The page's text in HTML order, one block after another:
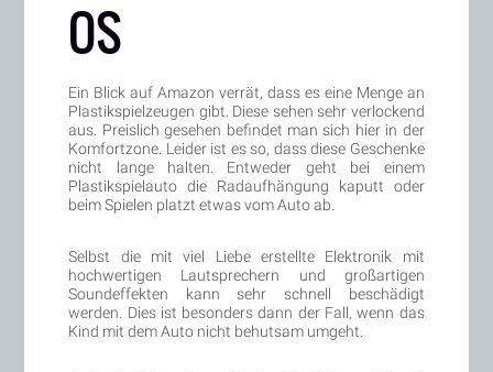
OS
Ein Blick auf Amazon verrät, dass es eine Menge an
Plastikspielzeugen gibt. Diese sehen sehr verlockend
aus. Preislich gesehen befindet man sich hier in der
Komfortzone. Leider ist es so, dass diese Geschenke
nicht lange halten. Entweder geht bei einem
Plastikspielauto die Radaufhängung kaputt oder
beim Spielen platzt etwas vom Auto ab.
Selbst die mit viel Liebe erstellte Elektronik mit
hochwertigen Lautsprechern und großartigen
Soundeffekten kann sehr schnell beschädigt
werden. Dies ist besonders dann der Fall, wenn das
Kind mit dem Auto nicht behutsam umgeht.